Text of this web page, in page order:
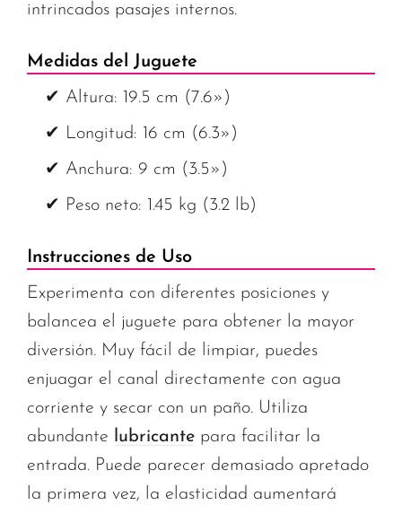
intrincados pasajes internos.
Medidas del Juguete
✔ Altura: 19.5 cm (7.6»)
✔ Longitud: 16 cm (6.3»)
✔ Anchura: 9 cm (3.5»)
✔ Peso neto: 1.45 kg (3.2 lb)
Instrucciones de Uso
Experimenta con diferentes posiciones y
balancea el juguete para obtener la mayor
diversión. Muy fácil de limpiar, puedes
enjuagar el canal directamente con agua
corriente y secar con un paño. Utiliza
abundante lubricante para facilitar la
entrada. Puede parecer demasiado apretado
la primera vez, la elasticidad aumentará